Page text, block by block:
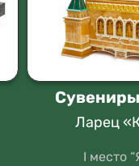
Ларец
I место